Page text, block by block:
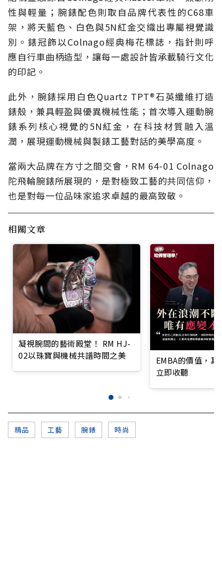
性與輕量；腕錶配色則取自品牌代表性的C68車
架，將天藍色、白色與5N紅金交織出專屬視覺識
別。錶冠飾以Colnago經典梅花標誌，指針則呼
應自行車曲柄造型，讓每一處設計皆承載騎行文化
的印記。
此外，腕錶採用白色Quartz TPT®石英纖維打造
錶殼，兼具輕盈與優異機械性能；首次導入運動腕
錶系列核心視覺的5N紅金，在科技材質融入溫
潤，展現運動機械與製錶工藝對話的美學高度。
當兩大品牌在方寸之間交會，RM 64-01 Colnago
陀飛輪腕錶所展現的，是對極致工藝的共同信仰，
也是對每一位品味家追求卓越的最高致敬。
相關文章
凝視腕間的藝術殿堂！ RM HJ-
02以珠寶與機械共譜時間之美
EMBA的價值，
立即收聽
精品 工藝 腕錶 時尚